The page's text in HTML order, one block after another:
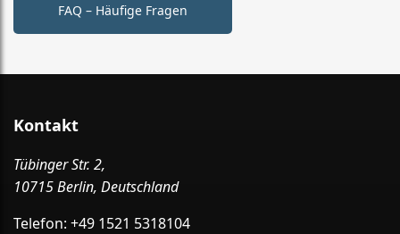
FAQ – Häufige Fragen
Kontakt
Tübinger Str. 2,
10715 Berlin, Deutschland
Telefon: +49 1521 5318104